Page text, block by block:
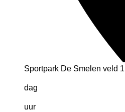
Sportpark De Smelen veld 1
dag
uur